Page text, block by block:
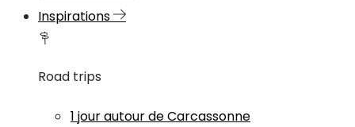
Inspirations
Road trips
1 jour autour de Carcassonne